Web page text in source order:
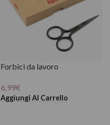
Forbici da lavoro
6,99€
Aggiungi Al Carrello